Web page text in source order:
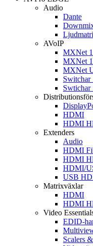
Audio
Dante
AVoIP
MXNet
MXNet
MXNet
Switchar
Swtichar
HDMI
HDMI
Extenders
Audio
HDMI
HDMI
HDMI/
USB
Matrixväxlar
HDMI
HDMI
Video
EDID-
Scalers